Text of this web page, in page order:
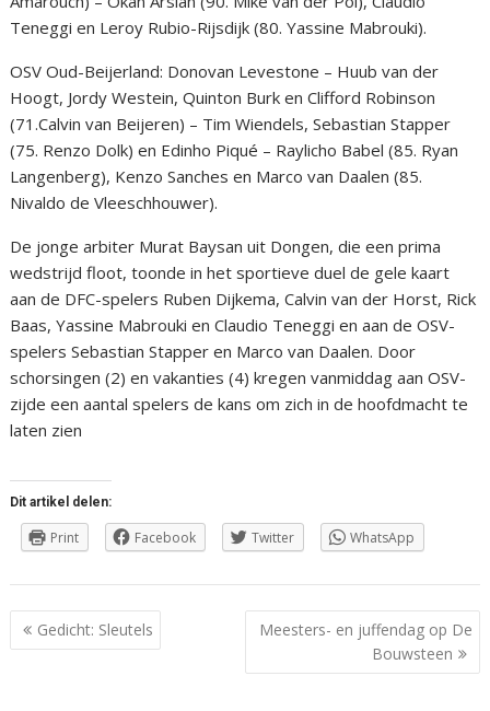
Teneggi en Leroy Rubio-Rijsdijk (80. Yassine Mabrouki).
OSV Oud-Beijerland: Donovan Levestone – Huub van der
Hoogt, Jordy Westein, Quinton Burk en Clifford Robinson
(71.Calvin van Beijeren) – Tim Wiendels, Sebastian Stapper
(75. Renzo Dolk) en Edinho Piqué – Raylicho Babel (85. Ryan
Langenberg), Kenzo Sanches en Marco van Daalen (85.
Nivaldo de Vleeschhouwer).
De jonge arbiter Murat Baysan uit Dongen, die een prima
wedstrijd floot, toonde in het sportieve duel de gele kaart
aan de DFC-spelers Ruben Dijkema, Calvin van der Horst, Rick
Baas, Yassine Mabrouki en Claudio Teneggi en aan de OSV-
spelers Sebastian Stapper en Marco van Daalen. Door
schorsingen (2) en vakanties (4) kregen vanmiddag aan OSV-
zijde een aantal spelers de kans om zich in de hoofdmacht te
laten zien
Dit artikel delen:
Print Facebook Twitter WhatsApp
Berichtnavigatie
Gedicht: Sleutels
Meesters- en juffendag op De
Bouwsteen